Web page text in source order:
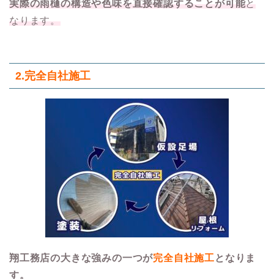
実際の雨樋の構造や色味を直接確認することが可能と
なります。
2.完全自社施工
翔工務店の大きな強みの一つが完全自社施工となりま
す。